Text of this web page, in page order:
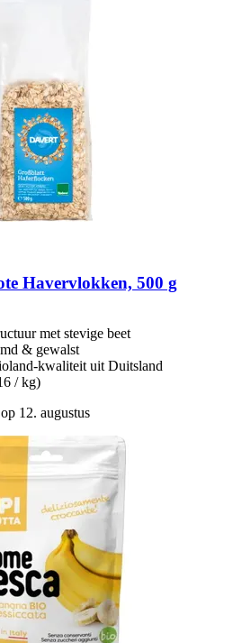
Havervlokken, 500 g
met stevige beet
& gewalst
kwaliteit uit Duitsland
/ kg)
12. augustus